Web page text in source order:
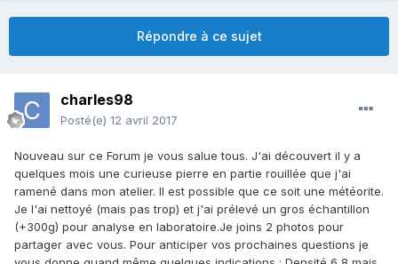
Répondre à ce sujet
charles98
Posté(e) 12 avril 2017
Nouveau sur ce Forum je vous salue tous. J'ai découvert il y a
quelques mois une curieuse pierre en partie rouillée que j'ai
ramené dans mon atelier. Il est possible que ce soit une météorite.
Je l'ai nettoyé (mais pas trop) et j'ai prélevé un gros échantillon
(+300g) pour analyse en laboratoire.Je joins 2 photos pour
partager avec vous. Pour anticiper vos prochaines questions je